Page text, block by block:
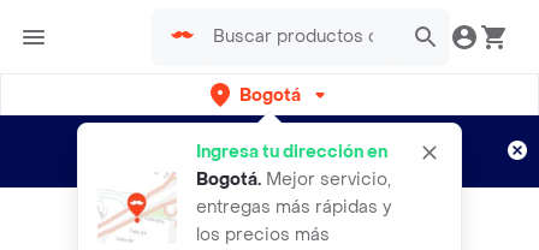
Bogotá
Ingresa tu dirección en
Bogotá. Mejor servicio,
entregas más rápidas y
los precios más
envíos gratis por semanas
Aplican TyC